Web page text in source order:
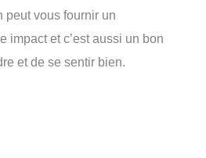
peut vous fournir un
impact et c’est aussi un bon
et de se sentir bien.